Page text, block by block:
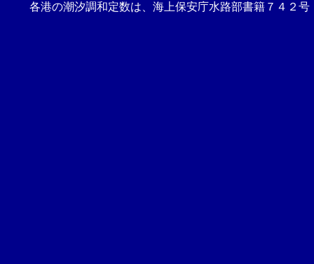
各港の潮汐調和定数は、海上保安庁水路部書籍７４２